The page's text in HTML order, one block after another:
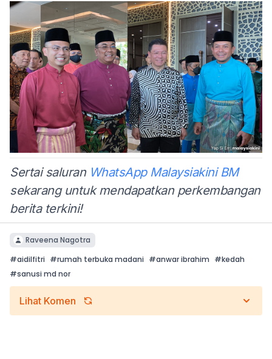
Sertai saluran WhatsApp Malaysiakini BM
sekarang untuk mendapatkan perkembangan
berita terkini!
Raveena Nagotra
#aidilfitri #rumah terbuka madani #anwar ibrahim #kedah
#sanusi md nor
Lihat Komen